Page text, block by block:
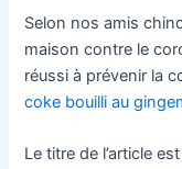
Selon nos amis
maison contre le
réussi à prévenir la
coke bouilli au
Le titre de l’article